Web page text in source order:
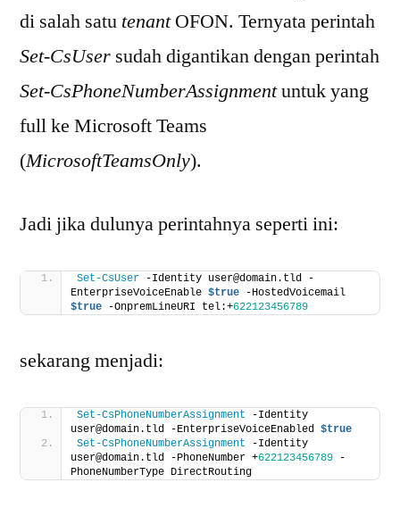
di salah satu tenantOFON. Ternyata perintah
Set-CsUser sudah digantikan dengan perintah
Set-CsPhoneNumberAssignmentuntuk yang
full ke Microsoft Teams
(MicrosoftTeamsOnly).
Jadi jika dulunya perintahnya seperti ini:
Set-CsUser -Identity user@domain.tld -
EnterpriseVoiceEnable $true
$true -OnpremLineURI tel:+622123456789
sekarang menjadi:
Set-CsPhoneNumberAssignment -Identity
user@domain.tld -EnterpriseVoiceEnabled $true
Set-CsPhoneNumberAssignment -Identity
user@domain.tld -PhoneNumber +622123456789 -
PhoneNumberType DirectRouting